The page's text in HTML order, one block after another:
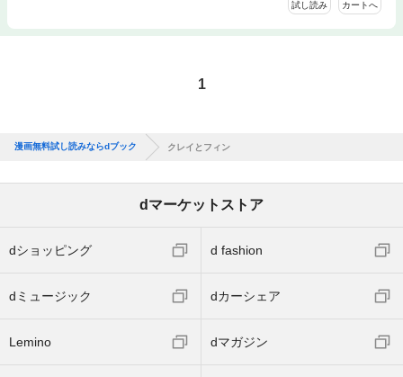
試し読み カートへ
1
漫画無料試し読みならdブック クレイとフィン
dマーケットストア
dショッピング d fashion
dミュージック dカーシェア
Lemino dマガジン